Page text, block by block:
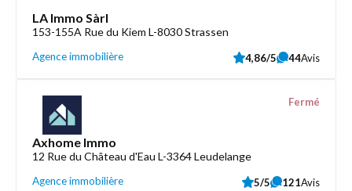
LA Immo Sàrl
153-155A Rue du Kiem L-8030 Strassen
Agence immobilière 4,86/5 44Avis
Axhome Immo
12 Rue du Château d'Eau L-3364 Leudelange
Agence immobilière
Fermé
5/5 121Avis